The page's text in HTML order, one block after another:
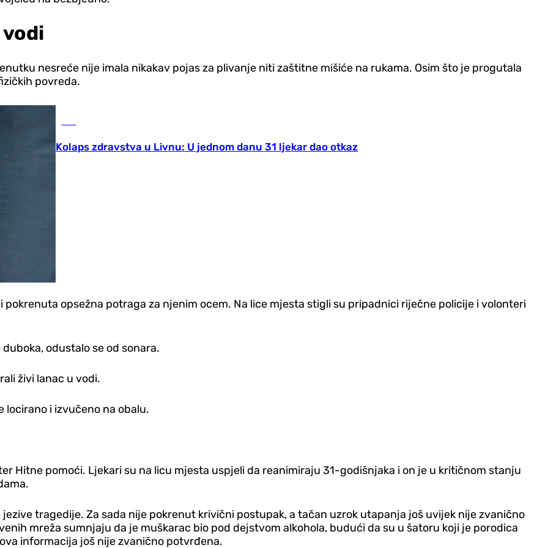
nesreće nije imala nikakav pojas za plivanje niti zaštitne mišiće na rukama. Osim što je progutala
povreda.
Kolaps zdravstva u Livnu: U jednom danu 31 ljekar dao otkaz
opsežna potraga za njenim ocem. Na lice mjesta stigli su pripadnici riječne policije i volonteri
odustalo se od sonara.
živi lanac u vodi.
i izvučeno na obalu.
Hitne pomoći. Ljekari su na licu mjesta uspjeli da reanimiraju 31-godišnjaka i on je u kritičnom stanju
tragedije. Za sada nije pokrenut krivični postupak, a tačan uzrok utapanja još uvijek nije zvanično
mreža sumnjaju da je muškarac bio pod dejstvom alkohola, budući da su u šatoru koji je porodica
informacija još nije zvanično potvrđena.